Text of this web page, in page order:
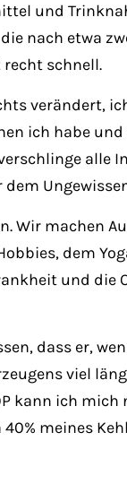
und
nach etwa
schnell.
verändert,
ich habe
alle
Wir machen
dem
und die
dass er,
viel
kann ich
meines